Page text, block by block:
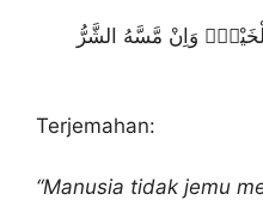
وَاِنْ مَّسَّهُ الشَّرُّ
Terjemahan:
“Manusia tidak jemu